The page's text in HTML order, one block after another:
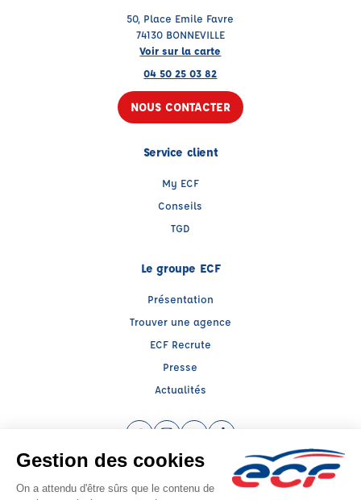
50, Place Emile Favre
74130 BONNEVILLE
Voir sur la carte
04 50 25 03 82
NOUS CONTACTER
Service client
My ECF
Conseils
TGD
Le groupe ECF
Présentation
Trouver une agence
ECF Recrute
Presse
Actualités
Facebook (nouvelle fenêtre)
Instagram (nouvelle fenêtre)
YouTube (nouvelle fenêtre)
TikTok (nouvelle fenêtre)
Raison sociale : LEGON FORMATION - Capital social: 100200€
SIREN: 314720731 - Numéro de TVA intracommunautaire: FR 95 314720731